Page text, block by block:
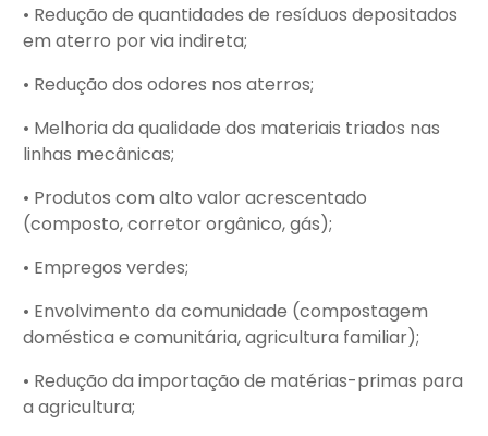
• Redução de quantidades de resíduos depositados
em aterro por via indireta;
• Redução dos odores nos aterros;
• Melhoria da qualidade dos materiais triados nas
linhas mecânicas;
• Produtos com alto valor acrescentado
(composto, corretor orgânico, gás);
• Empregos verdes;
• Envolvimento da comunidade (compostagem
doméstica e comunitária, agricultura familiar);
• Redução da importação de matérias-primas para
a agricultura;